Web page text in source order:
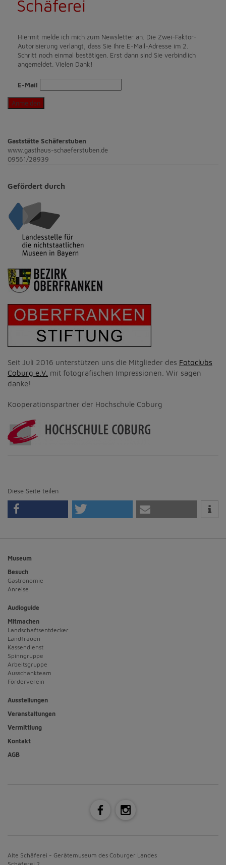
Schäferei
Hiermit melde ich mich zum Newsletter an. Die Zwei-Faktor-
Autorisierung verlangt, dass Sie Ihre E-Mail-Adresse im 2.
Schritt noch einmal bestätigen. Erst dann sind Sie verbindlich
angemeldet. Vielen Dank!
E-Mail
Anmelden
Gaststätte Schäferstuben
www.gasthaus-schaeferstuben.de
09561/28939
Gefördert durch
Seit Juli 2016 unterstützen uns die Mitglieder des Fotoclubs
Coburg e.V. mit fotografischen Impressionen. Wir sagen
danke!
Kooperationspartner der Hochschule Coburg
Diese Seite teilen
Museum
Besuch
Gastronomie
Anreise
Audioguide
Mitmachen
Landschaftsentdecker
Landfrauen
Kassendienst
Spinngruppe
Arbeitsgruppe
Ausschankteam
Förderverein
Ausstellungen
Veranstaltungen
Vermittlung
Kontakt
AGB
Alte Schäferei - Gerätemuseum des Coburger Landes